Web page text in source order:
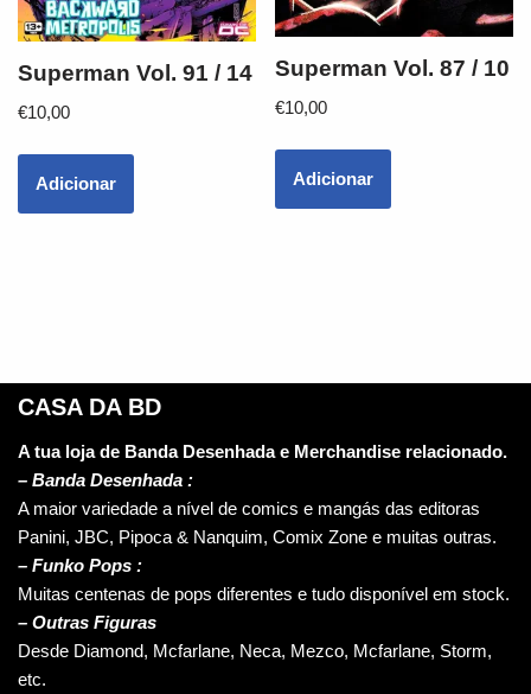
Superman Vol. 91 / 14
€10,00
Adicionar
Superman Vol. 87 / 10
€10,00
Adicionar
CASA DA BD
A tua loja de Banda Desenhada e Merchandise relacionado.
– Banda Desenhada :
A maior variedade a nível de comics e mangás das editoras
Panini, JBC, Pipoca & Nanquim, Comix Zone e muitas outras.
– Funko Pops :
Muitas centenas de pops diferentes e tudo disponível em stock.
– Outras Figuras
Desde Diamond, Mcfarlane, Neca, Mezco, Mcfarlane, Storm,
etc.